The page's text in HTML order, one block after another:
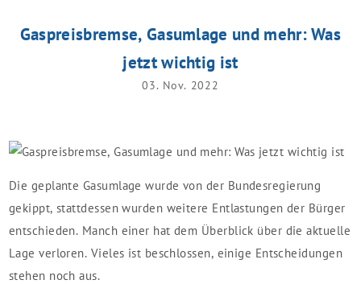
Gaspreisbremse, Gasumlage und mehr: Was
jetzt wichtig ist
03. Nov. 2022
Die geplante Gasumlage wurde von der Bundesregierung
gekippt, stattdessen wurden weitere Entlastungen der Bürger
entschieden. Manch einer hat dem Überblick über die aktuelle
Lage verloren. Vieles ist beschlossen, einige Entscheidungen
stehen noch aus.